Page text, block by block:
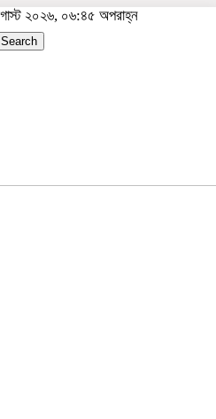
২০২৬, ০৬:৪৫ অপরাহ্ন
Search